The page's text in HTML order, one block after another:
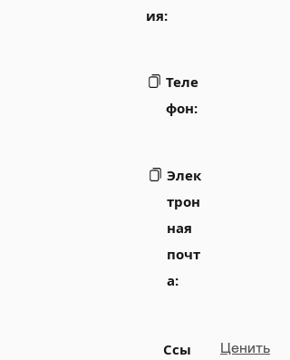
ия:
Теле
фон:
Элек
трон
ная
почт
а:
Ссы
Ценить